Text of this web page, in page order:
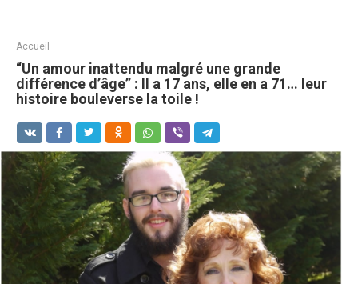
Accueil
“Un amour inattendu malgré une grande
différence d’âge” : Il a 17 ans, elle en a 71… leur
histoire bouleverse la toile !